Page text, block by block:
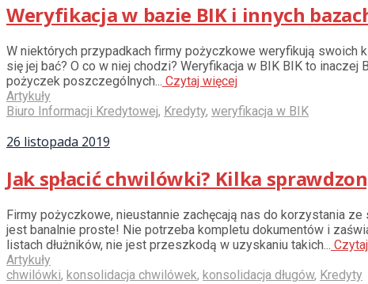
Weryfikacja w bazie BIK i innych
W niektórych przypadkach firmy pożyczkowe weryfikują swoich
się jej bać? O co w niej chodzi? Weryfikacja w BIK BIK to
pożyczek poszczególnych... Czytaj więcej
Artykuły
Biuro Informacji Kredytowej, Kredyty, weryfikacja w BIK
26 listopada 2019
Jak spłacić chwilówki? Kilka
Firmy pożyczkowe, nieustannie zachęcają nas do korzystania
jest banalnie proste! Nie potrzeba kompletu dokumentów i
listach dłużników, nie jest przeszkodą w uzyskaniu takich...
Artykuły
chwilówki, konsolidacja chwilówek, konsolidacja długów, Kredyty